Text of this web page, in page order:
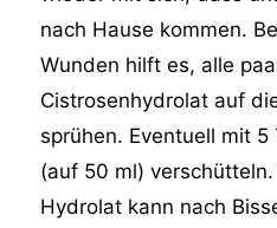
nach Hause kommen.
Wunden hilft es, alle
Cistrosenhydrolat auf
sprühen. Eventuell mit 5
(auf 50 ml)
Hydrolat kann nach